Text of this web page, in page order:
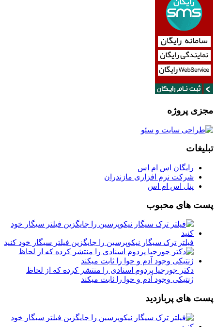
مجزی پروژه
تبلیغات
رایگان اس ام اس
شرکت نرم افزاری مازندران
پنل اس ام اس
پست های محبوب
فیلتر ترک سیگار نیکوپرسین را جایگزین فیلتر سیگار خود کنید
دکتر جورجیا پردوم اسنادی را منتشر کرده که از لحاظ
ژنتیکی وجود آدم و حوا را ثابت میکند
پست های پربازدید